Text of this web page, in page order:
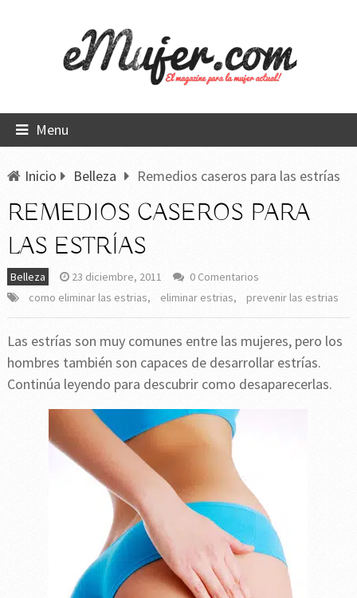
Menu
Inicio Belleza Remedios caseros para las estrías
REMEDIOS CASEROS PARA
LAS ESTRÍAS
Belleza 23 diciembre, 2011
0 Comentarios
como eliminar las estrias, eliminar estrias, prevenir las estrias
Las estrías son muy comunes entre las mujeres, pero los
hombres también son capaces de desarrollar estrías.
Continúa leyendo para descubrir como desaparecerlas.